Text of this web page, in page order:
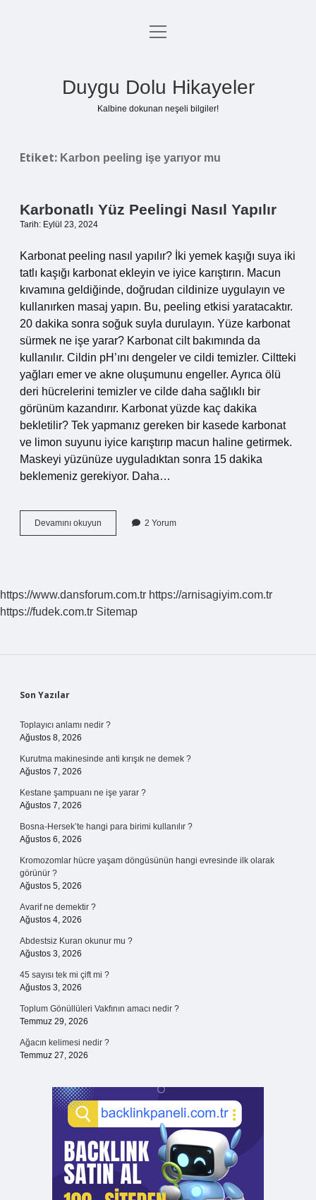
Anasayfa
menüyü
Duygu Dolu Hikayeler
Kalbine dokunan neşeli bilgiler!
Etiket: Karbon peeling işe yarıyor mu
Karbonatlı Yüz Peelingi Nasıl Yapılır
Tarih: Eylül 23, 2024
Karbonat peeling nasıl yapılır? İki yemek kaşığı suya iki
tatlı kaşığı karbonat ekleyin ve iyice karıştırın. Macun
kıvamına geldiğinde, doğrudan cildinize uygulayın ve
kullanırken masaj yapın. Bu, peeling etkisi yaratacaktır.
20 dakika sonra soğuk suyla durulayın. Yüze karbonat
sürmek ne işe yarar? Karbonat cilt bakımında da
kullanılır. Cildin pH’ını dengeler ve cildi temizler. Ciltteki
yağları emer ve akne oluşumunu engeller. Ayrıca ölü
deri hücrelerini temizler ve cilde daha sağlıklı bir
görünüm kazandırır. Karbonat yüzde kaç dakika
bekletilir? Tek yapmanız gereken bir kasede karbonat
ve limon suyunu iyice karıştırıp macun haline getirmek.
Maskeyi yüzünüze uyguladıktan sonra 15 dakika
beklemeniz gerekiyor. Daha…
Devamını okuyun Karbonatlı
Yüz
2 Yorum
https://www.dansforum.com.tr https://arnisagiyim.com.tr
https://fudek.com.tr Sitemap
Sidebar
Son Yazılar
Toplayıcı anlamı nedir ?
Ağustos 8, 2026
Kurutma makinesinde anti kırışık ne demek ?
Ağustos 7, 2026
Kestane şampuanı ne işe yarar ?
Ağustos 7, 2026
Bosna-Hersek’te hangi para birimi kullanılır ?
Ağustos 6, 2026
Kromozomlar hücre yaşam döngüsünün hangi evresinde ilk olarak
görünür ?
Ağustos 5, 2026
Avarif ne demektir ?
Ağustos 4, 2026
Abdestsiz Kuran okunur mu ?
Ağustos 3, 2026
45 sayısı tek mi çift mi ?
Ağustos 3, 2026
Toplum Gönüllüleri Vakfının amacı nedir ?
Temmuz 29, 2026
Ağacın kelimesi nedir ?
Temmuz 27, 2026